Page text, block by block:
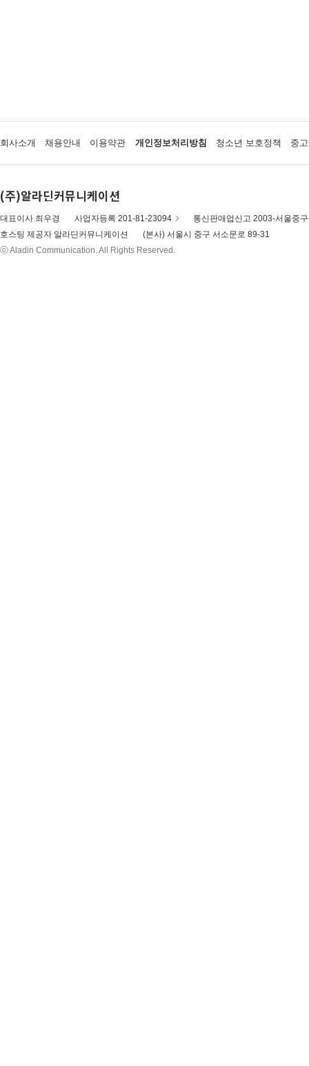
회사소개 채용안내 이용약관 개인정보처리방침 청소년 보호정책 중
(주)알라딘커뮤니케이션
대표이사 최우경 사업자등록 201-81-23094
통신판매업신고 2003-서울중
호스팅 제공자 알라딘커뮤니케이션
(본사) 서울시 중구 서소문로 89-31
ⓒ Aladin Communication. All Rights Reserved.